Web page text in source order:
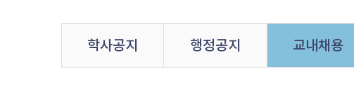
학사공지 행정공지 교내채용